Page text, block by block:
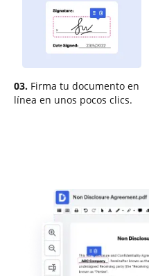
03. Firma tu documento en
línea en unos pocos clics.